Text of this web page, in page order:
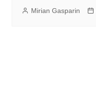
Mirian Gasparin